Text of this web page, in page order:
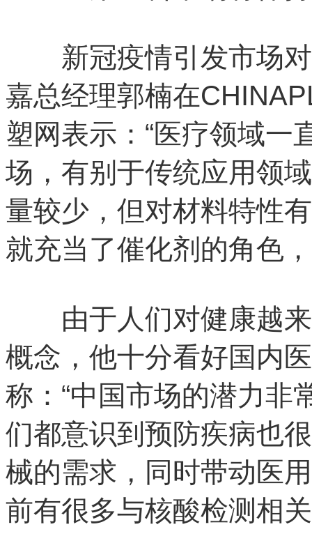
新冠疫情引发市场对
嘉总经理郭楠在
塑网表示：“医疗领域一
场，有别于传统应用领
量较少，但对材料特性
就充当了催化剂的角色
由于人们对健康越来
概念，他十分看好国内
称：“中国市场的潜力非
们都意识到预防疾病也
械的需求，同时带动医
前有很多与核酸检测相